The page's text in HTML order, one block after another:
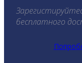
бесплатного